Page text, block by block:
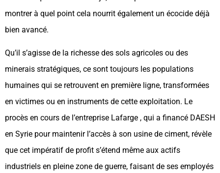
montrer à quel point cela nourrit également un écocide déjà
bien avancé.
Qu’il s’agisse de la richesse des sols agricoles ou des
minerais stratégiques, ce sont toujours les populations
humaines qui se retrouvent en première ligne, transformées
en victimes ou en instruments de cette exploitation. Le
procès en cours de l’entreprise Lafarge , qui a financé DAESH
en Syrie pour maintenir l’accès à son usine de ciment, révèle
que cet impératif de profit s’étend même aux actifs
industriels en pleine zone de guerre, faisant de ses employés